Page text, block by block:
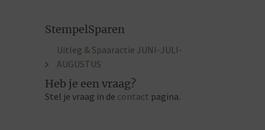
StempelSparen
Uitleg & Spaaractie JUNI-JULI-
AUGUSTUS
Heb je een vraag?
Stel je vraag in de contact pagina.